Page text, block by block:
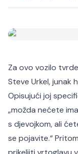
Za ovo vozilo
Steve Urkel, junak
Opisujući joj
„možda nećete
s djevojkom, ali
se pojavite.“